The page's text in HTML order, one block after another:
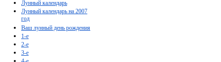
Лунный календарь
Лунный календарь на 2007
год
Ваш лунный день рождения
1-е
2-е
3-е